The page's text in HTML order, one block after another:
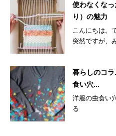
使わなくな
り）の魅力
こんにちは。
突然ですが、
暮らしのコ
食い穴...
洋服の虫食い
る